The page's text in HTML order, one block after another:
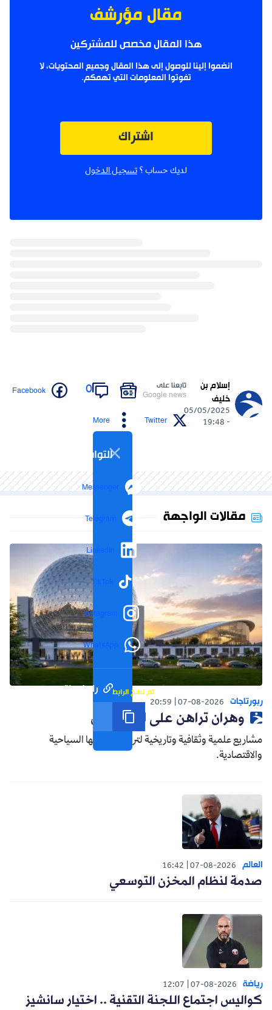
مقال مؤرشف
هذا المقال مخصص للمشتركين
انضموا إلينا للوصول إلى هذا المقال وجميع المحتويات، لا
تفوتوا المعلومات التي تهمكم.
اشتراك
لديك حساب ؟ تسجيل الدخول
إسلام بن
خليف
05/05/2025
- 19:48
تابعنا على
Google news
0
Facebook
Twitter
More
التواصل الاجتماعي
Messenger
Telegram
LinkedIn
TikTok
Instagram
WhatsApp
رابط مختصر تم نسخ الرابط
مقالات الواجهة
ربورتاجات 07-08-2026
20:59
وهران تراهن على المستقبل
مشاريع علمية وثقافية وتاريخية لترسيخ مكانتها السياحية
والاقتصادية.
العالم 07-08-2026
16:42
صدمة لنظام المخزن التوسعي
رياضة 07-08-2026
12:07
كواليس اجتماع اللجنة التقنية .. اختيار سانشيز